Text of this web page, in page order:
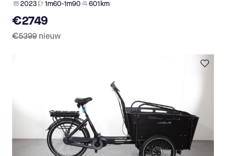
2023 1m60-1m90 601 km
€2749
€5399 nieuw